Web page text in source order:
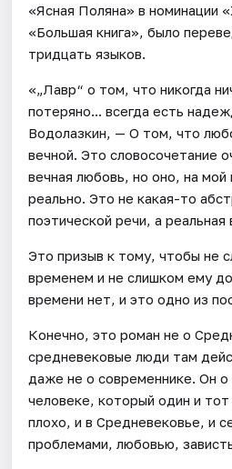
«Ясная Поляна» в номинации
«Большая книга», было
тридцать языков.
«„Лавр“ о том, что никогда
потеряно... всегда есть
Водолазкин, — О том, что
вечной. Это словосочетание
вечная любовь, но оно, на мой
реально. Это не какая-то
поэтической речи, а реальная
Это призыв к тому, чтобы не
временем и не слишком ему
времени нет, и это одно из
Конечно, это роман не о
средневековые люди там
даже не о современнике. Он о
человеке, который один и
плохо, и в Средневековье, и
проблемами, любовью,